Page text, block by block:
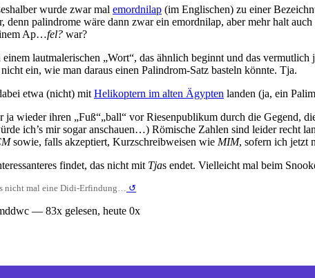
wurde zwar mal emordnilap (im Englischen) zu einer
denn palindrome wäre dann zwar ein emordnilap, aber mehr halt
Ap…fel? war?
lautmalerischen „Wort“, das ähnlich beginnt und das
ein, wie man daraus einen Palindrom-Satz basteln könnte. Tja.
etwa (nicht) mit Helikoptern im alten Ägypten landen (ja, ein
wieder ihren „Fuß“„ball“ vor Riesenpublikum durch die Gegend,
ich’s mir sogar anschauen…) Römische Zahlen sind leider recht
sowie, falls akzeptiert, Kurzschreibweisen wie MIM, sofern ich jetzt
findet, das nicht mit Tjas endet. Vielleicht mal beim
nicht mal eine Didi-Erfindung… ↺
— 83x gelesen, heute 0x